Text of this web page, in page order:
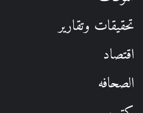
تحقيقات وتقارير
اقتصاد
الصحافه